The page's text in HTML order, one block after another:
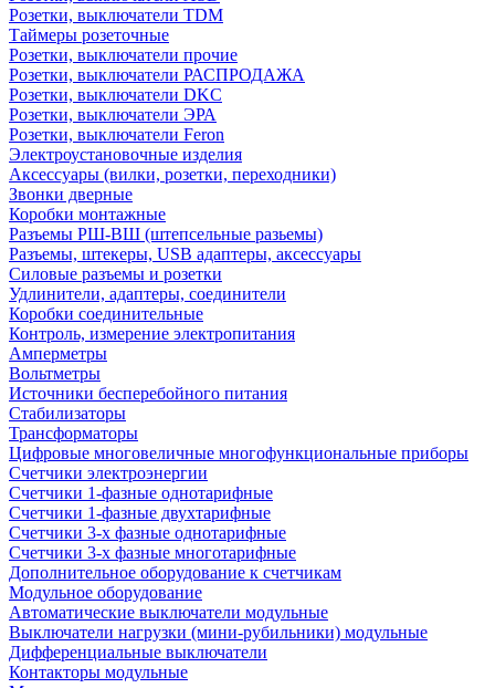
Розетки, выключатели TDM
Таймеры розеточные
Розетки, выключатели прочие
Розетки, выключатели РАСПРОДАЖА
Розетки, выключатели DKC
Розетки, выключатели ЭРА
Розетки, выключатели Feron
Электроустановочные изделия
Аксессуары (вилки, розетки, переходники)
Звонки дверные
Коробки монтажные
Разъемы РШ-ВШ (штепсельные разьемы)
Разъемы, штекеры, USB адаптеры, аксессуары
Силовые разъемы и розетки
Удлинители, адаптеры, соединители
Коробки соединительные
Контроль, измерение электропитания
Амперметры
Вольтметры
Источники бесперебойного питания
Стабилизаторы
Трансформаторы
Цифровые многовеличные многофункциональные приборы
Счетчики электроэнергии
Счетчики 1-фазные однотарифные
Счетчики 1-фазные двухтарифные
Счетчики 3-х фазные однотарифные
Счетчики 3-х фазные многотарифные
Дополнительное оборудование к счетчикам
Модульное оборудование
Автоматические выключатели модульные
Выключатели нагрузки (мини-рубильники) модульные
Дифференциальные выключатели
Контакторы модульные